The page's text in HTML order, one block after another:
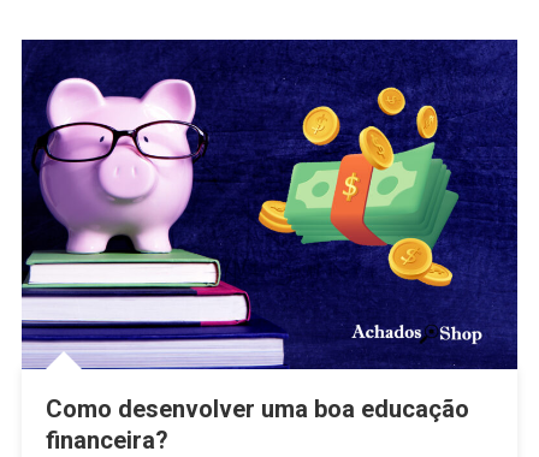
Como desenvolver uma boa educação
financeira?